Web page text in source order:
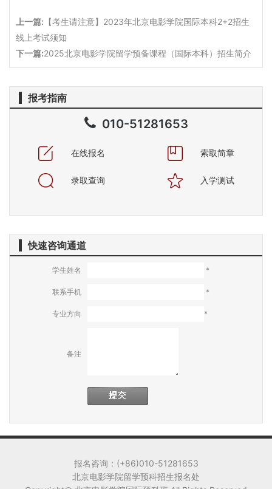
上一篇: 【考生请注意】2023年北京电影学院国际本科2+2招生
线上考试须知
下一篇:2025北京电影学院留学预备课程（国际本科）招生简介
报考指南
010-51281653
在线报名 索取简章
录取查询 入学测试
快速咨询通道
学生姓名 *
联系手机 *
专业方向 *
备注
报名咨询：(+86)010-51281653
北京电影学院留学预科招生报名处